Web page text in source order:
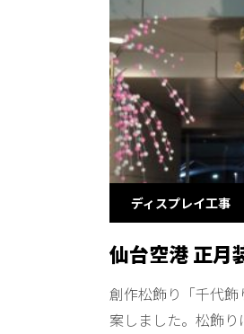
ディスプレイ工事
仙台空港 正月
創作松飾り「千代
案しました。松飾